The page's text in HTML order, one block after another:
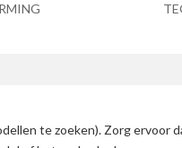
te zoeken). Zorg ervoor